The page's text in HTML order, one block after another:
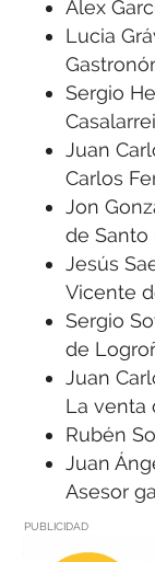
Alex
Lucia
Sergio
Juan
Carlos
Jon
de Santo
Jesús
Vicente
Sergio
de
Juan
La venta
Rubén
Juan
Asesor
PUBLICIDAD